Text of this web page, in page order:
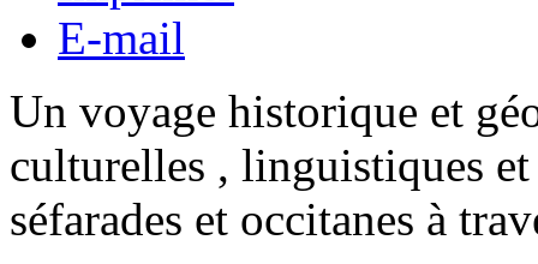
E-mail
Un voyage historique et
culturelles , linguistiques et
séfarades et occitanes à